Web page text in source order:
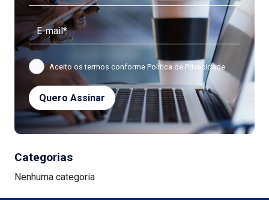
Aceito os termos conforme Política de Privacidade
Categorias
Nenhuma categoria